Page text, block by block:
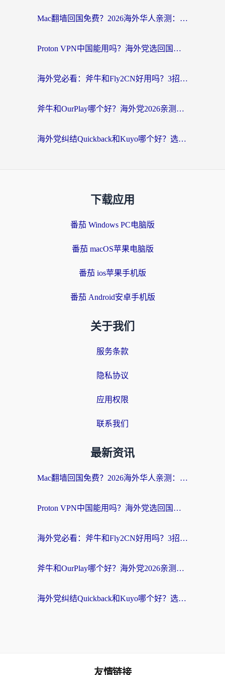
Mac翻墙回国免费？2026海外华人亲测：从CCTV5直播到国内APP，这样选加速器才靠谱
Proton VPN中国能用吗？海外党选回国加速器的避坑指南（附番茄加速器实测）
海外党必看：斧牛和Fly2CN好用吗？3招教你选对回国加速器（附免费试用攻略）
斧牛和OurPlay哪个好？海外党2026亲测：选对加速器，国内资源秒加载
海外党纠结Quickback和Kuyo哪个好？选对回国加速器才能无缝刷国内资源
下载应用
番茄 Windows PC电脑版
番茄 macOS苹果电脑版
番茄 ios苹果手机版
番茄 Android安卓手机版
关于我们
服务条款
隐私协议
应用权限
联系我们
最新资讯
Mac翻墙回国免费？2026海外华人亲测：从CCTV5直播到国内APP，这样选加速器才靠谱
Proton VPN中国能用吗？海外党选回国加速器的避坑指南（附番茄加速器实测）
海外党必看：斧牛和Fly2CN好用吗？3招教你选对回国加速器（附免费试用攻略）
斧牛和OurPlay哪个好？海外党2026亲测：选对加速器，国内资源秒加载
海外党纠结Quickback和Kuyo哪个好？选对回国加速器才能无缝刷国内资源
友情链接